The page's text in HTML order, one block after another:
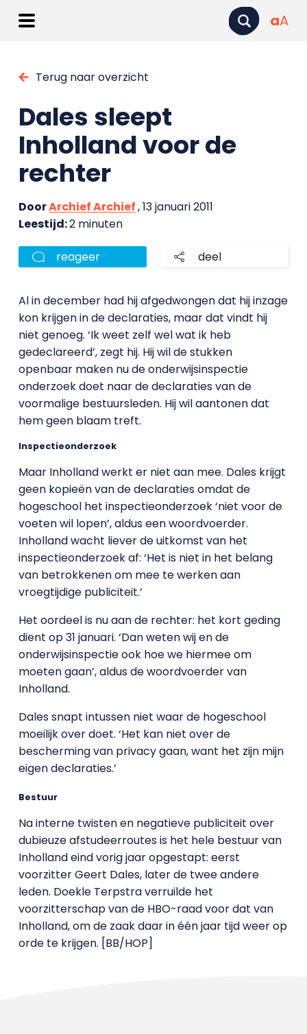
aA
Terug naar overzicht
Dales sleept
Inholland voor de
rechter
DoorArchief Archief, 13 januari 2011
Leestijd:2 minuten
reageer deel
Al in december had hij afgedwongen dat hij inzage
kon krijgen in de declaraties, maar dat vindt hij
niet genoeg. ‘Ik weet zelf wel wat ik heb
gedeclareerd’, zegt hij. Hij wil de stukken
openbaar maken nu de onderwijsinspectie
onderzoek doet naar de declaraties van de
voormalige bestuursleden. Hij wil aantonen dat
hem geen blaam treft.
Inspectieonderzoek
Maar Inholland werkt er niet aan mee. Dales krijgt
geen kopieën van de declaraties omdat de
hogeschool het inspectieonderzoek ‘niet voor de
voeten wil lopen’, aldus een woordvoerder.
Inholland wacht liever de uitkomst van het
inspectieonderzoek af: ‘Het is niet in het belang
van betrokkenen om mee te werken aan
vroegtijdige publiciteit.’
Het oordeel is nu aan de rechter: het kort geding
dient op 31 januari. ‘Dan weten wij en de
onderwijsinspectie ook hoe we hiermee om
moeten gaan’, aldus de woordvoerder van
Inholland.
Dales snapt intussen niet waar de hogeschool
moeilijk over doet. ‘Het kan niet over de
bescherming van privacy gaan, want het zijn mijn
eigen declaraties.’
Bestuur
Na interne twisten en negatieve publiciteit over
dubieuze afstudeerroutes is het hele bestuur van
Inholland eind vorig jaar opgestapt: eerst
voorzitter Geert Dales, later de twee andere
leden. Doekle Terpstra verruilde het
voorzitterschap van de HBO-raad voor dat van
Inholland, om de zaak daar in één jaar tijd weer op
orde te krijgen. [BB/HOP]